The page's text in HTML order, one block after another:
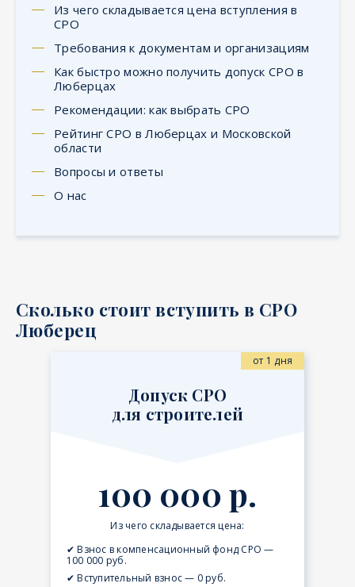
Из чего складывается цена вступления в
СРО
Требования к документам и организациям
Как быстро можно получить допуск СРО в
Люберцах
Рекомендации: как выбрать СРО
Рейтинг СРО в Люберцах и Московской
области
Вопросы и ответы
О нас
Сколько стоит вступить в СРО
Люберец
от 1 дня
Допуск СРО
для строителей
100 000 р.
Из чего складывается цена:
✔ Взнос в компенсационный фонд СРО —
100 000 руб.
✔ Вступительный взнос — 0 руб.